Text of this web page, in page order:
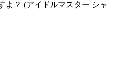
よ？ (アイドルマスター シャ